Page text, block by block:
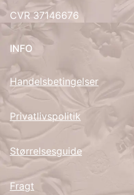
CVR 37146676
INFO
Handelsbetingelser
Privatlivspolitik
Størrelsesguide
Fragt